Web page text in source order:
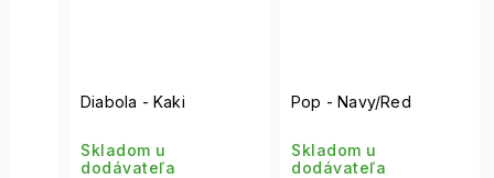
Diabola - Kaki
Skladom u
dodávateľa
Pop - Navy/Red
Skladom u
dodávateľa